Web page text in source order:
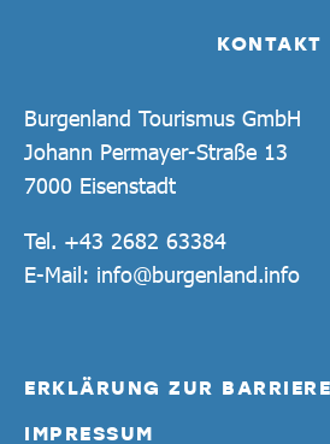
KONTAKT
Burgenland Tourismus GmbH
Johann Permayer-Straße 13
7000 Eisenstadt
Tel. +43 2682 63384
E-Mail: info@burgenland.info
ERKLÄRUNG ZUR
IMPRESSUM